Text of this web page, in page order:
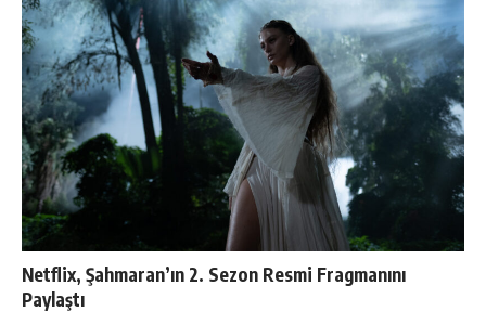
Netflix, Şahmaran’ın 2. Sezon Resmi Fragmanını
Paylaştı